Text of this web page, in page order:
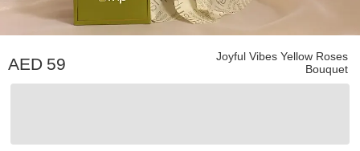
Joyful Vibes Yellow Roses
Bouquet
59